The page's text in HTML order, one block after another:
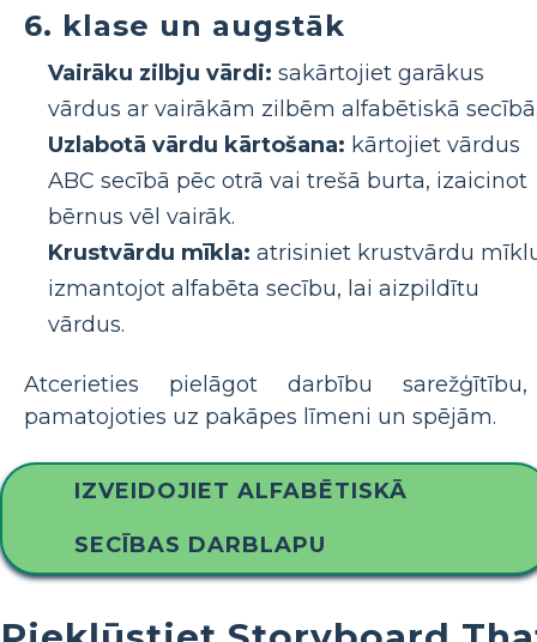
6. klase un augstāk
Vairāku zilbju vārdi: sakārtojiet garākus
vārdus ar vairākām zilbēm alfabētiskā
Uzlabotā vārdu kārtošana: kārtojiet vārdus
ABC secībā pēc otrā vai trešā burta, izaicinot
bērnus vēl vairāk.
Krustvārdu mīkla: atrisiniet krustvārdu
izmantojot alfabēta secību, lai aizpildītu
vārdus.
Atcerieties pielāgot darbību sarežģītību,
pamatojoties uz pakāpes līmeni un spējām.
IZVEIDOJIET ALFABĒTISKĀ
SECĪBAS DARBLAPU